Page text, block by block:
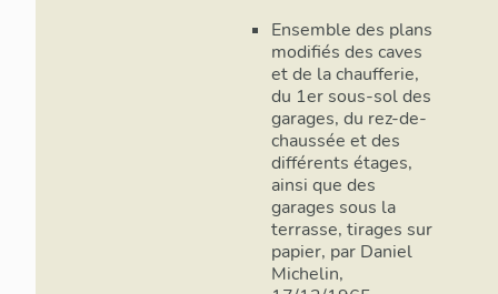
Ensemble des plans
modifiés des caves
et de la chaufferie,
du 1er sous-sol des
garages, du rez-de-
chaussée et des
différents étages,
ainsi que des
garages sous la
terrasse, tirages sur
papier, par Daniel
Michelin,